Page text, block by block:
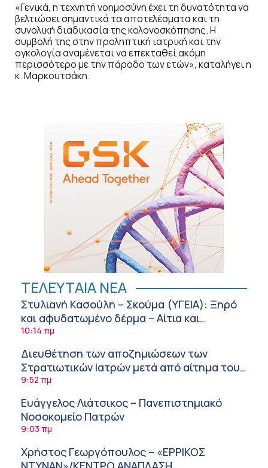
«Γενικά, η τεχνητή νοημοσύνη έχει τη δυνατότητα να
βελτιώσει σημαντικά τα αποτελέσματα και τη
συνολική διαδικασία της κολονοσκόπησης. Η
συμβολή της στην προληπτική ιατρική και την
ογκολογία αναμένεται να επεκταθεί ακόμη
περισσότερο με την πάροδο των ετών», καταλήγει η
κ. Μαρκουτσάκη.
ΤΕΛΕΥΤΑΙΑ ΝΕΑ
Στυλιανή Κασούλη – Σκούμα (ΥΓΕΙΑ): Ξηρό
και αφυδατωμένο δέρμα – Αίτια και
αντιμετώπιση
10:14 πμ
Διευθέτηση των αποζημιώσεων των
Στρατιωτικών Ιατρών μετά από αίτημα του
ΙΣΑ
9:52 πμ
Ευάγγελος Λιάτσικος – Πανεπιστημιακό
Νοσοκομείο Πατρών
9:03 πμ
Χρήστος Γεωργόπουλος – «ΕΡΡΙΚΟΣ